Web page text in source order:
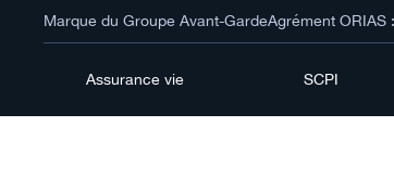
Marque du Groupe Avant-GardeAgrément ORIAS
Assurance vie SCPI